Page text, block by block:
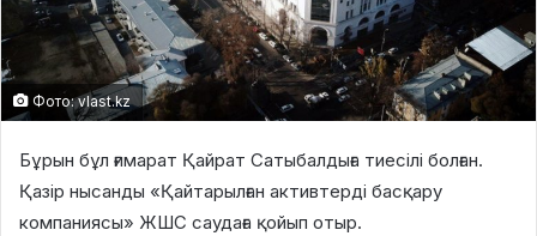
Фото: vlast.kz
Бұрын бұл ғимарат Қайрат Сатыбалдыға тиесілі болған.
Қазір нысанды «Қайтарылған активтерді басқару
компаниясы» ЖШС саудаға қойып отыр.